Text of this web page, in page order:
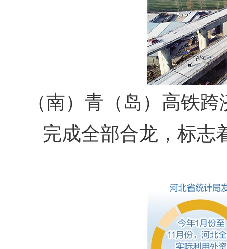
（南）青（岛）高铁
完成全部合龙，标志